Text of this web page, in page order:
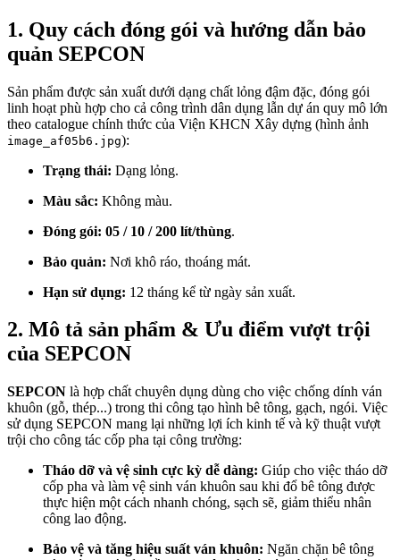
1. Quy cách đóng gói và hướng dẫn bảo
quản SEPCON
Sản phẩm được sản xuất dưới dạng chất lỏng đậm đặc, đóng gói
linh hoạt phù hợp cho cả công trình dân dụng lẫn dự án quy mô lớn
theo catalogue chính thức của Viện KHCN Xây dựng (hình ảnh
image_af05b6.jpg):
Trạng thái: Dạng lỏng.
Màu sắc: Không màu.
Đóng gói: 05 / 10 / 200 lít/thùng.
Bảo quản: Nơi khô ráo, thoáng mát.
Hạn sử dụng: 12 tháng kể từ ngày sản xuất.
2. Mô tả sản phẩm & Ưu điểm vượt trội
của SEPCON
SEPCON là hợp chất chuyên dụng dùng cho việc chống dính ván
khuôn (gỗ, thép...) trong thi công tạo hình bê tông, gạch, ngói. Việc
sử dụng SEPCON mang lại những lợi ích kinh tế và kỹ thuật vượt
trội cho công tác cốp pha tại công trường:
Tháo dỡ và vệ sinh cực kỳ dễ dàng: Giúp cho việc tháo dỡ
cốp pha và làm vệ sinh ván khuôn sau khi đổ bê tông được
thực hiện một cách nhanh chóng, sạch sẽ, giảm thiểu nhân
công lao động.
Bảo vệ và tăng hiệu suất ván khuôn: Ngăn chặn bê tông